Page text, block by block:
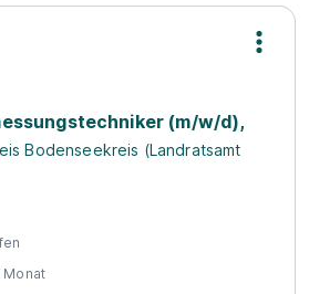
(m/w/d),
Bodenseekreis (Landratsamt
Monat